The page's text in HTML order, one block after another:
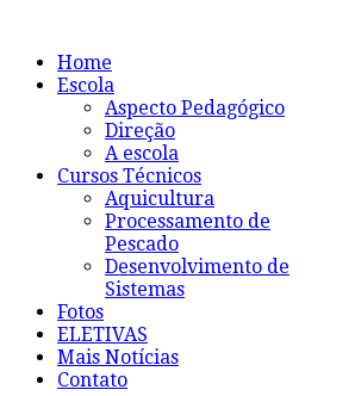
Home
Escola
Aspecto Pedagógico
Direção
A escola
Cursos Técnicos
Aquicultura
Processamento de
Pescado
Desenvolvimento de
Sistemas
Fotos
ELETIVAS
Mais Notícias
Contato